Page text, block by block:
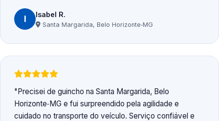
I Isabel R.
Santa Margarida, Belo Horizonte‑MG
Precisei de guincho na Santa Margarida, Belo
Horizonte‑MG e fui surpreendido pela agilidade e
cuidado no transporte do veículo. Serviço confiável e